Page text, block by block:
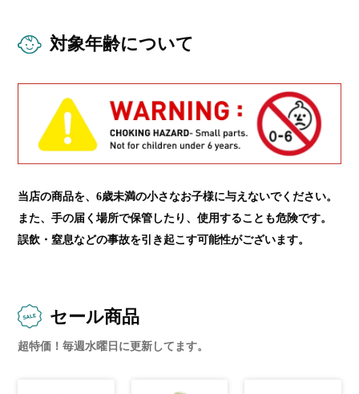
対象年齢について
当店の商品を、6歳未満の小さなお子様に与えないでください。
また、手の届く場所で保管したり、使用することも危険です。
誤飲・窒息などの事故を引き起こす可能性がございます。
セール商品
超特価！毎週水曜日に更新してます。